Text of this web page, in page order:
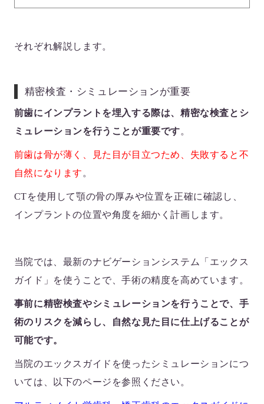
それぞれ解説します。
精密検査・シミュレーションが重要
前歯にインプラントを埋入する際は、精密な検査とシ
ミュレーションを行うことが重要です。
前歯は骨が薄く、見た目が目立つため、失敗すると不
自然になります。
CTを使用して顎の骨の厚みや位置を正確に確認し、
インプラントの位置や角度を細かく計画します。
当院では、最新のナビゲーションシステム「エックス
ガイド」を使うことで、手術の精度を高めています。
事前に精密検査やシミュレーションを行うことで、手
術のリスクを減らし、自然な見た目に仕上げることが
可能です。
当院のエックスガイドを使ったシミュレーションにつ
いては、以下のページを参照ください。